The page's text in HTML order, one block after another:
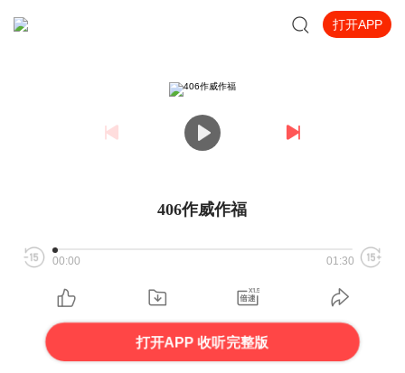
打开APP
406作威作福
00:00 01:30
打开APP 收听完整版